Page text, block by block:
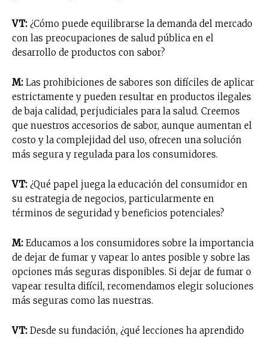
VT: ¿Cómo puede equilibrarse la demanda del mercado
con las preocupaciones de salud pública en el
desarrollo de productos con sabor?
M: Las prohibiciones de sabores son difíciles de aplicar
estrictamente y pueden resultar en productos ilegales
de baja calidad, perjudiciales para la salud. Creemos
que nuestros accesorios de sabor, aunque aumentan el
costo y la complejidad del uso, ofrecen una solución
más segura y regulada para los consumidores.
VT: ¿Qué papel juega la educación del consumidor en
su estrategia de negocios, particularmente en
términos de seguridad y beneficios potenciales?
M: Educamos a los consumidores sobre la importancia
de dejar de fumar y vapear lo antes posible y sobre las
opciones más seguras disponibles. Si dejar de fumar o
vapear resulta difícil, recomendamos elegir soluciones
más seguras como las nuestras.
VT: Desde su fundación, ¿qué lecciones ha aprendido